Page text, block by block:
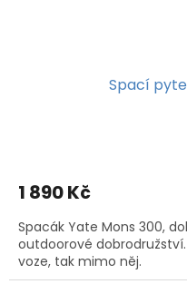
Spací
1 890 Kč
Spacák Yate Mons 300,
outdoorové
voze, tak mimo něj.